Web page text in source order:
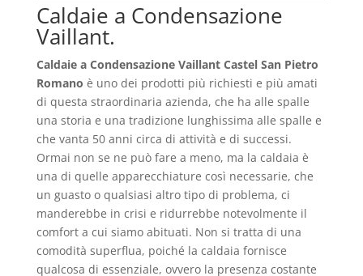
Caldaie a Condensazione
Vaillant.
Caldaie a Condensazione Vaillant Castel San Pietro
Romano è uno dei prodotti più richiesti e più amati
di questa straordinaria azienda, che ha alle spalle
una storia e una tradizione lunghissima alle spalle e
che vanta 50 anni circa di attività e di successi.
Ormai non se ne può fare a meno, ma la caldaia è
una di quelle apparecchiature così necessarie, che
un guasto o qualsiasi altro tipo di problema, ci
manderebbe in crisi e ridurrebbe notevolmente il
comfort a cui siamo abituati. Non si tratta di una
comodità superflua, poiché la caldaia fornisce
qualcosa di essenziale, ovvero la presenza costante